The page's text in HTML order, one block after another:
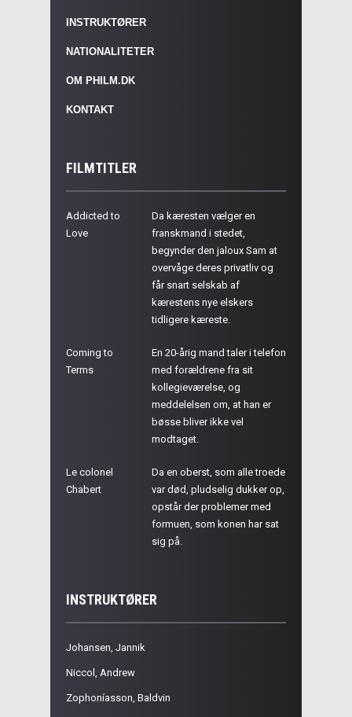
INSTRUKTØRER
NATIONALITETER
OM PHILM.DK
KONTAKT
FILMTITLER
Addicted to
Love
Da kæresten vælger en
franskmand i stedet,
begynder den jaloux Sam at
overvåge deres privatliv og
får snart selskab af
kærestens nye elskers
tidligere kæreste.
Coming to
Terms
En 20-årig mand taler i telefon
med forældrene fra sit
kollegieværelse, og
meddelelsen om, at han er
bøsse bliver ikke vel
modtaget.
Le colonel
Chabert
Da en oberst, som alle troede
var død, pludselig dukker op,
opstår der problemer med
formuen, som konen har sat
sig på.
INSTRUKTØRER
Johansen, Jannik
Niccol, Andrew
Zophoníasson, Baldvin